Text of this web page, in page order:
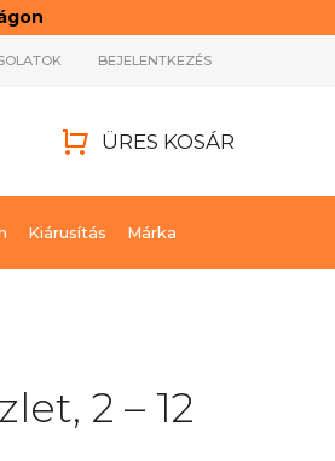
BEJELENTKEZÉS
ÜRES KOSÁR
Kiárusítás Márka
2 – 12